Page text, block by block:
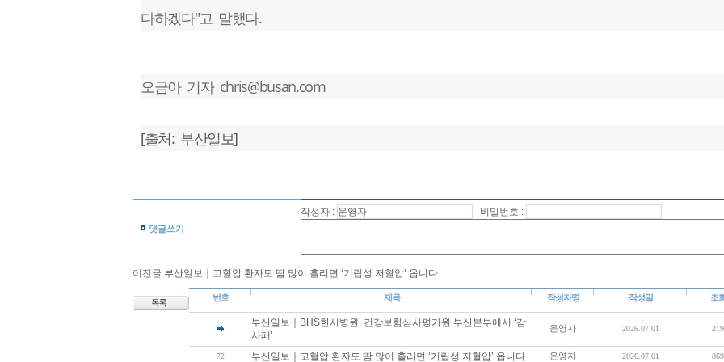
다하겠다"고 말했다.
오금아 기자 chris@busan.com
[출처: 부산일보]
댓글쓰기
작성자 : 비밀번호 :
이전글 부산일보｜고혈압 환자도 땀 많이 흘리면 ‘기립성 저혈압’ 옵니다
번호 제목 작성자명 작성일 조
부산일보｜BHS한서병원, 건강보험심사평가원 부산본부에서 ‘감
사패’
운영자 2026.07.01 219
72 부산일보｜고혈압 환자도 땀 많이 흘리면 ‘기립성 저혈압’ 옵니다 운영자 2026.07.01 869